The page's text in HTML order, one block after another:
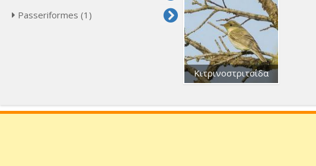
Passeriformes (1)
Κιτρινοστριτσίδα